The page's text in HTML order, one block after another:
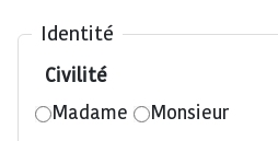
Identité
Civilité
Madame
Monsieur